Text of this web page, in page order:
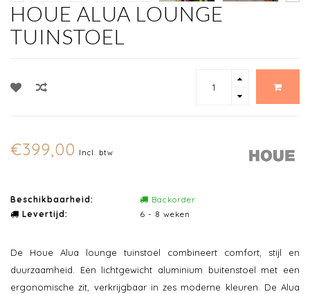
HOUE ALUA LOUNGE
TUINSTOEL
€399,00 Incl. btw
Beschikbaarheid:
Backorder
Levertijd:
6 - 8 weken
De Houe Alua lounge tuinstoel combineert comfort, stijl en
duurzaamheid. Een lichtgewicht aluminium buitenstoel met een
ergonomische zit, verkrijgbaar in zes moderne kleuren. De Alua